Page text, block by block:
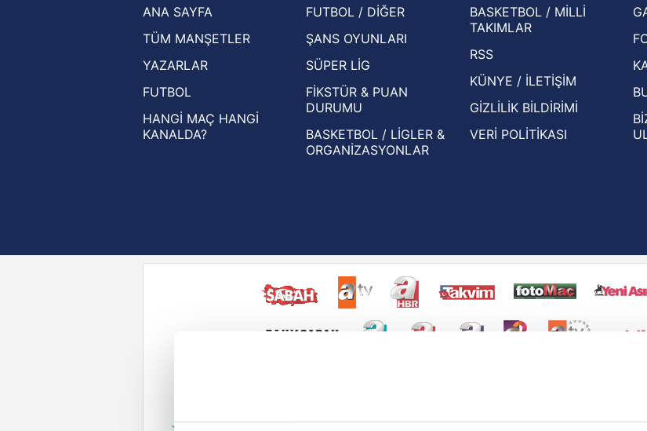
Reddet
Ziraat Türkiye Kupası haberleri
UEFA Şampiyonlar Ligi haberleri
UEFA Avrupa Ligi haberleri
UEFA Konferans Ligi haberleri
basından gündem olan manşetler!
Beşiktaş'ın UEFA Avrupa Ligi'nde 3. Ön
Eleme Turu muhtemel rakipleri belli oldu!
ANA SAYFA
TÜM MANŞETLER
YAZARLAR
FUTBOL
HANGİ MAÇ HANGİ
KANALDA?
FUTBOL / DİĞER
ŞANS OYUNLARI
SÜPER LİG
FİKSTÜR & PUAN
DURUMU
BASKETBOL / LİGLER &
ORGANİZASYONLAR
BASKETBOL / MİLLİ
TAKIMLAR
RSS
KÜNYE / İLETİŞİM
GİZLİLİK BİLDİRİMİ
VERİ POLİTİKASI